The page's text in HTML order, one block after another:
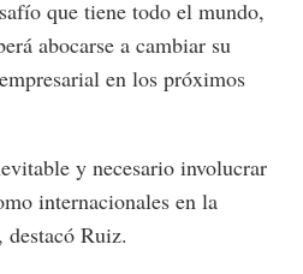
que tiene todo el mundo,
abocarse a cambiar su
en los próximos
y necesario involucrar
internacionales en la
destacó Ruiz.